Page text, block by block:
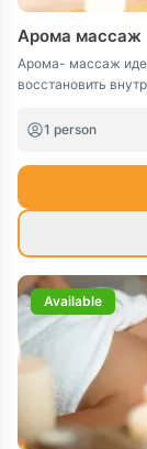
Арома массаж
Арома- массаж
восстановить
умиротворения,
1 person
Available